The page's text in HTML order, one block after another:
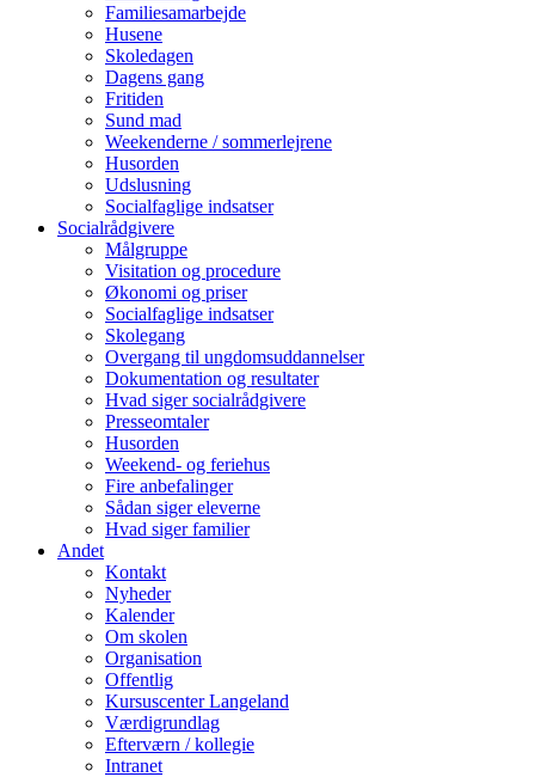
Familiesamarbejde
Husene
Skoledagen
Dagens gang
Fritiden
Sund mad
Weekenderne / sommerlejrene
Husorden
Udslusning
Socialfaglige indsatser
Socialrådgivere
Målgruppe
Visitation og procedure
Økonomi og priser
Socialfaglige indsatser
Skolegang
Overgang til ungdomsuddannelser
Dokumentation og resultater
Hvad siger socialrådgivere
Presseomtaler
Husorden
Weekend- og feriehus
Fire anbefalinger
Sådan siger eleverne
Hvad siger familier
Andet
Kontakt
Nyheder
Kalender
Om skolen
Organisation
Offentlig
Kursuscenter Langeland
Værdigrundlag
Efterværn / kollegie
Intranet